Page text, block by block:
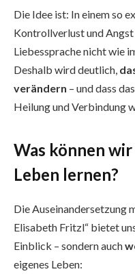
Die Idee ist: In einem so
Kontrollverlust und Angst
Liebessprache nicht wie
Deshalb wird deutlich,
verändern – und dass
Heilung und Verbindung
Was können
Leben lernen?
Die Auseinandersetzung
Elisabeth Fritzl“ bietet
Einblick – sondern auch
eigenes Leben: